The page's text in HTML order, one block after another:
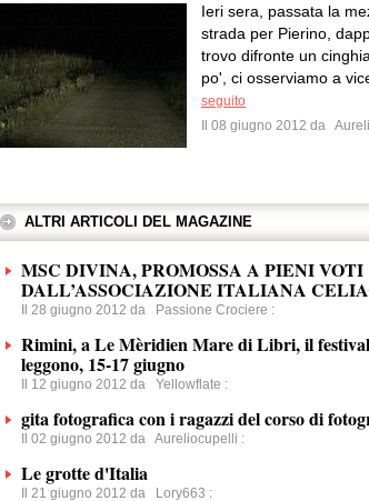
Ieri sera, passata la
strada per Pierino,
trovo difronte un
po', ci osserviamo a
seguito
Il 08 giugno 2012 da
ALTRI ARTICOLI DEL MAGAZINE
MSC DIVINA, PROMOSSA A PIENI VOTI
DALL’ASSOCIAZIONE ITALIANA
Il 28 giugno 2012 da Passione Crociere :
Rimini, a Le Mèridien Mare di Libri, il
leggono, 15-17 giugno
Il 12 giugno 2012 da Yellowflate :
gita fotografica con i ragazzi del corso di
Il 02 giugno 2012 da Aureliocupelli :
Le grotte d'Italia
Il 21 giugno 2012 da Lory663 :